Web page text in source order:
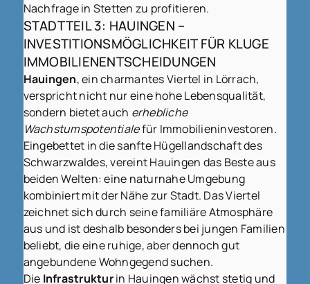
Nachfrage in Stetten zu profitieren.
STADTTEIL 3: HAUINGEN –
INVESTITIONSMÖGLICHKEIT FÜR KLUGE
IMMOBILIENENTSCHEIDUNGEN
Hauingen, ein charmantes Viertel in Lörrach,
verspricht nicht nur eine hohe Lebensqualität,
sondern bietet auch erhebliche
Wachstumspotentialefür Immobilieninvestoren.
Eingebettet in die sanfte Hügellandschaft des
Schwarzwaldes, vereint Hauingen das Beste aus
beiden Welten: eine naturnahe Umgebung
kombiniert mit der Nähe zur Stadt. Das Viertel
zeichnet sich durch seine familiäre Atmosphäre
aus und ist deshalb besonders bei jungen Familien
beliebt, die eine ruhige, aber dennoch gut
angebundene Wohngegend suchen.
Die Infrastrukturin Hauingen wächst stetig und